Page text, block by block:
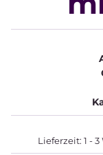
Lieferzeit: 1 -